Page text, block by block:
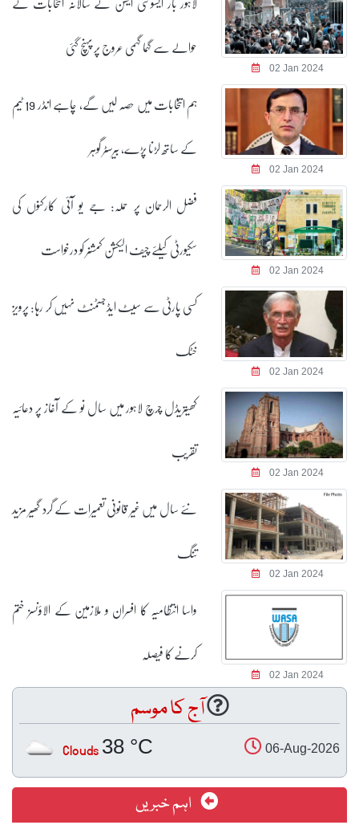
02 Jan 2024
حوالے سے گہما گہمی عروج پر پہنچ گئی
02 Jan 2024
ہم انتخابات میں حصہ لیں گے، چاہے انڈر 19 ٹیم
کے ساتھ لڑنا پڑے، بیرسٹر گوہر
02 Jan 2024
فضل الرحمان پر حملہ: جے یو آئی کارکنوں کی
سکیورٹی کیلئے چیف الیکشن کمشنر کو درخواست
02 Jan 2024
کسی پارٹی سے سیٹ ایڈجسٹمنٹ نہیں کر رہا: پرویز
خٹک
02 Jan 2024
کھیتریڈل چرچ لاہور میں سال نو کے آغاز پر دعائیہ
تقریب
02 Jan 2024
نئے سال میں غیر قانونی تعمیرات کے گرد گھیر مزید
تنگ
02 Jan 2024
واسا انتظامیہ کا افسران و ملازمین کے الاؤنسز ختم
کرنے کا فیصلہ
آج کا موسم
06-Aug-2026
38 °C
Clouds
اہم خبریں